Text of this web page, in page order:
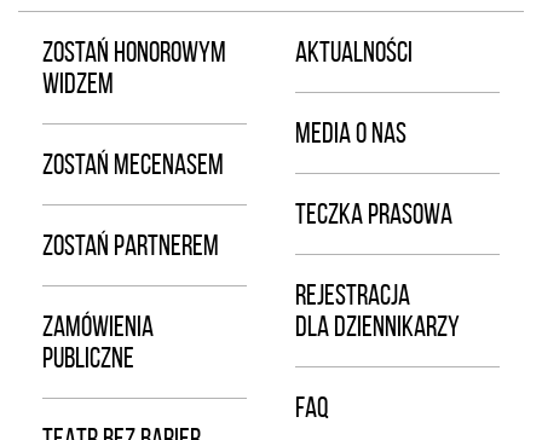
ZOSTAŃ HONOROWYM
WIDZEM
ZOSTAŃ MECENASEM
ZOSTAŃ PARTNEREM
ZAMÓWIENIA
PUBLICZNE
AKTUALNOŚCI
MEDIA O NAS
TECZKA PRASOWA
REJESTRACJA
DLA DZIENNIKARZY
FAQ